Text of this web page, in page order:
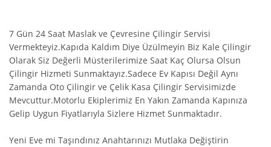
7 Gün 24 Saat Maslak ve Çevresine Çilingir Servisi
Vermekteyiz.Kapıda Kaldım Diye Üzülmeyin Biz Kale Çilingir
Olarak Siz Değerli Müsterilerimize Saat Kaç Olursa Olsun
Çilingir Hizmeti Sunmaktayız.Sadece Ev Kapısı Değil Aynı
Zamanda Oto Çilingir ve Çelik Kasa Çilingir Servisimizde
Mevcuttur.Motorlu Ekiplerimiz En Yakın Zamanda Kapınıza
Gelip Uygun Fiyatlarıyla Sizlere Hizmet Sunmaktadır.
Yeni Eve mi Taşındınız Anahtarınızı Mutlaka Değiştirin